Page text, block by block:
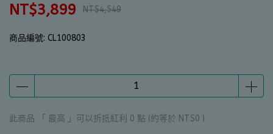
NT$3,899 NT$4,549
商品編號: CL100803
此商品 「 最高 」可以折抵紅利 0 點 (約等於 NT$0 )